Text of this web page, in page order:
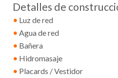
Detalles de
• Luz de red
• Agua de red
• Bañera
• Hidromasaje
• Placards / Vestidor